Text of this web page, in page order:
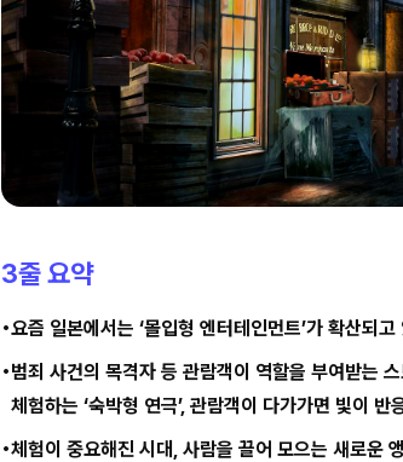
3줄 요약
요즘 일본에서는 ‘몰입형 엔터테인먼트’가 확산되고
범죄 사건의 목격자 등 관람객이 역할을 부여받는
체험하는 ‘숙박형 연극’, 관람객이 다가가면 빛이
체험이 중요해진 시대, 사람을 끌어 모으는 새로운